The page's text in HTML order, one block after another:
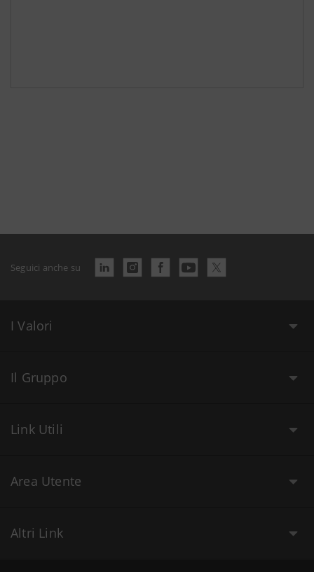
Seguici anche su
I Valori
Il Gruppo
Link Utili
Area Utente
Altri Link